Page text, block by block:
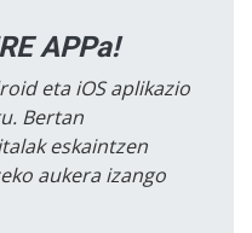
APPa!
eta iOS aplikazio
Bertan
eskaintzen
aukera izango